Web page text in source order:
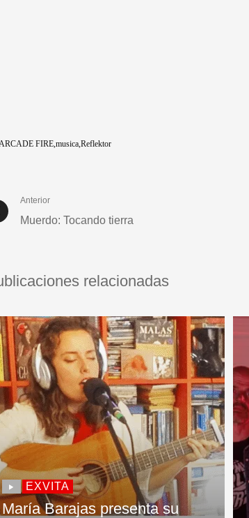
FIRE musica Reflektor
Anterior
Muerdo: Tocando tierra
relacionadas
EXVITA
María Barajas presenta su